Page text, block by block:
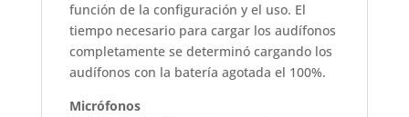
función de la configuración y el uso. El
tiempo necesario para cargar los audífonos
completamente se determinó cargando los
audífonos con la batería agotada el 100%.
Micrófonos